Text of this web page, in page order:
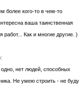
более кого-то в чем-то
ваша таинственная
работ... Как и многие другие. )
нет людей, способных
Не умею строить - не буду